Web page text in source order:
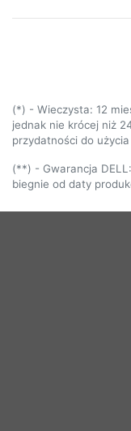
(*) - Wieczysta: 12
jednak nie krócej niż
przydatności do
(**) - Gwarancja
biegnie od daty